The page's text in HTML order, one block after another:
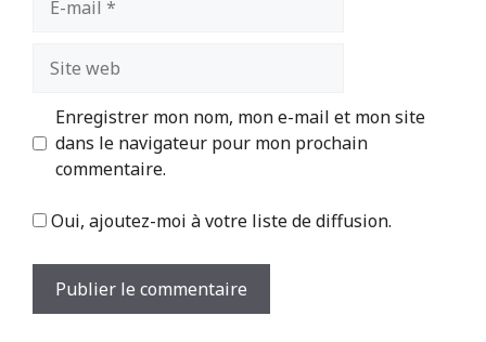
mail
web
Enregistrer mon nom, mon e-mail et mon site
dans le navigateur pour mon prochain
commentaire.
Oui, ajoutez-moi à votre liste de diffusion.